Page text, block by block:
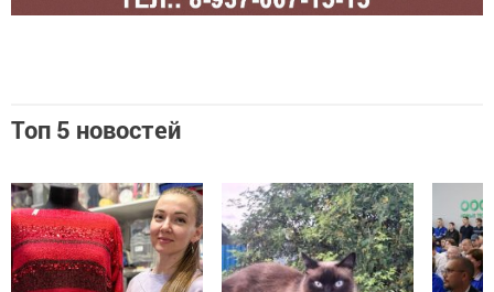
Топ 5 новостей